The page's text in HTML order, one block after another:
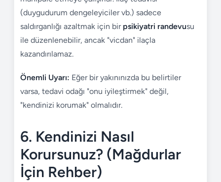
(duygudurum dengeleyiciler vb.) sadece
saldırganlığı azaltmak için bir psikiyatri randevusu
ile düzenlenebilir, ancak "vicdan" ilaçla
kazandırılamaz.
Önemli Uyarı: Eğer bir yakınınızda bu belirtiler
varsa, tedavi odağı "onu iyileştirmek" değil,
"kendinizi korumak" olmalıdır.
6. Kendinizi Nasıl
Korursunuz? (Mağdurlar
İçin Rehber)